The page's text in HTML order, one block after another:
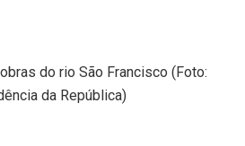
do rio São Francisco (Foto:
da República)